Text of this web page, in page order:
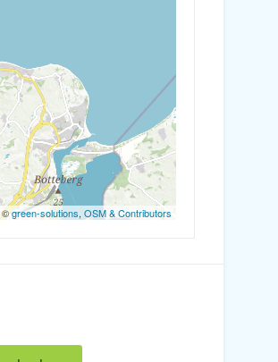
©green-solutions, OSM & Contributors